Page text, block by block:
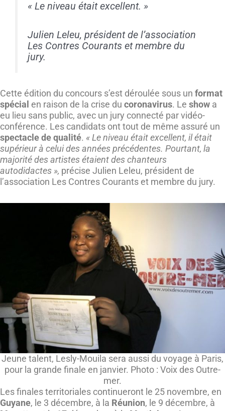
« Le niveau était excellent. »
Julien Leleu, président de l’association
Les Contres Courants et membre du
jury.
Cette édition du concours s’est déroulée sous un format
spécial en raison de la crise du coronavirus. Le show a
eu lieu sans public, avec un jury connecté par vidéo-
conférence. Les candidats ont tout de même assuré un
spectacle de qualité. « Le niveau était excellent, il était
supérieur à celui des années précédentes. Pourtant, la
majorité des artistes étaient des chanteurs
autodidactes », précise Julien Leleu, président de
l’association Les Contres Courants et membre du jury.
Jeune talent, Lesly-Mouila sera aussi du voyage à Paris,
pour la grande finale en janvier. Photo : Voix des Outre-
mer.
Les finales territoriales continueront le 25 novembre, en
Guyane, le 3 décembre, à la Réunion, le 9 décembre, à